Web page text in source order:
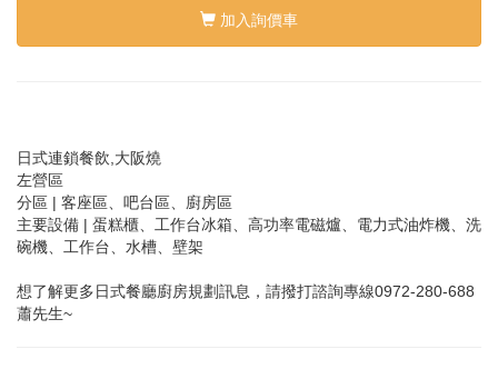
加入詢價車
日式連鎖餐飲,大阪燒
左營區
分區 | 客座區、吧台區、廚房區
主要設備 | 蛋糕櫃、工作台冰箱、高功率電磁爐、電力式油炸機、洗
碗機、工作台、水槽、壁架
想了解更多日式餐廳廚房規劃訊息，請撥打諮詢專線0972-280-688
蕭先生~